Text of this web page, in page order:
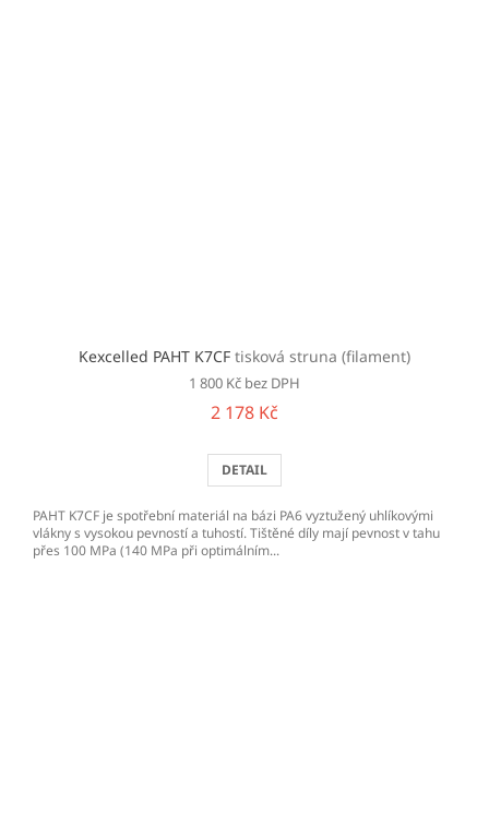
Kexcelled PAHT K7CF tisková struna (filament)
1 800 Kč bez DPH
2 178 Kč
DETAIL
PAHT K7CF je spotřební materiál na bázi PA6 vyztužený uhlíkovými
vlákny s vysokou pevností a tuhostí. Tištěné díly mají pevnost v tahu
přes 100 MPa (140 MPa při optimálním...